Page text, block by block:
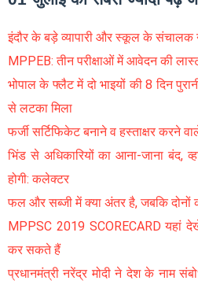
इंदौर के बड़े व्यापारी और स्कूल के संचालक
MPPEB: तीन परीक्षाओं में आवेदन की
भोपाल के फ्लैट में दो भाइयों की 8 दिन
से लटका मिला
फर्जी सर्टिफिकेट बनाने व हस्ताक्षर करने
भिंड से अधिकारियों का आना-जाना बंद,
होगी: कलेक्टर
फल और सब्जी में क्या अंतर है, जबकि दोनों
MPPSC 2019 SCORECARD यहां
कर सकते हैं
प्रधानमंत्री नरेंद्र मोदी ने देश के नाम